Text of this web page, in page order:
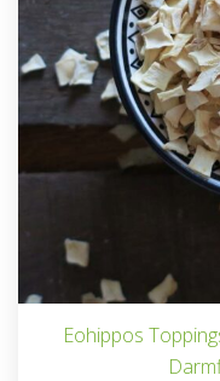
Eohippos